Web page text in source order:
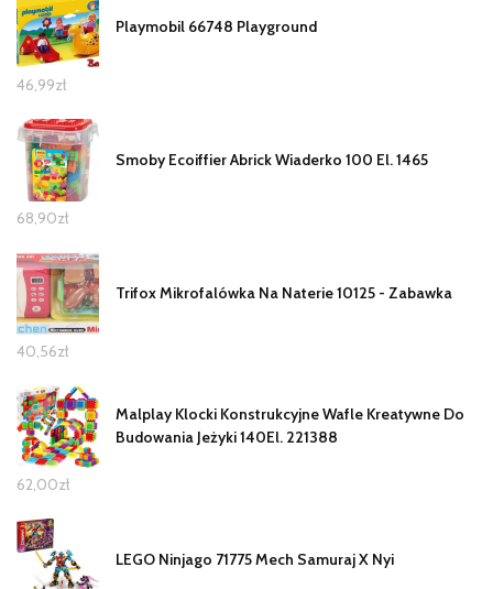
Playmobil 66748 Playground
46,99zł
Smoby Ecoiffier Abrick Wiaderko 100 El. 1465
68,90zł
Trifox Mikrofalówka Na Naterie 10125 - Zabawka
40,56zł
Malplay Klocki Konstrukcyjne Wafle Kreatywne Do
Budowania Jeżyki 140El. 221388
62,00zł
LEGO Ninjago 71775 Mech Samuraj X Nyi